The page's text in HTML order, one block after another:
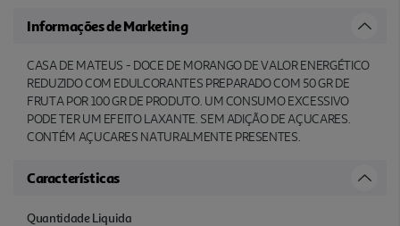
Informações de Marketing
CASA DE MATEUS - DOCE DE MORANGO DE VALOR ENERGÉTICO
REDUZIDO COM EDULCORANTES PREPARADO COM 50 GR DE
FRUTA POR 100 GR DE PRODUTO. UM CONSUMO EXCESSIVO
PODE TER UM EFEITO LAXANTE. SEM ADIÇÃO DE AÇUCARES.
CONTÉM AÇUCARES NATURALMENTE PRESENTES.
Características
Quantidade Liquida